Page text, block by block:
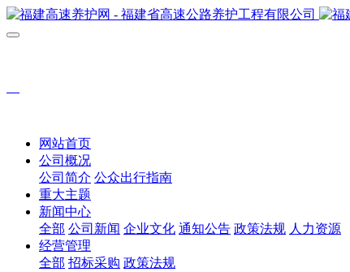
网站首页
公司概况
公司简介 公众出行指南
重大主题
新闻中心
全部 公司新闻 企业文化 通知公告 政策法规 人力资源
经营管理
全部 招标采购 政策法规